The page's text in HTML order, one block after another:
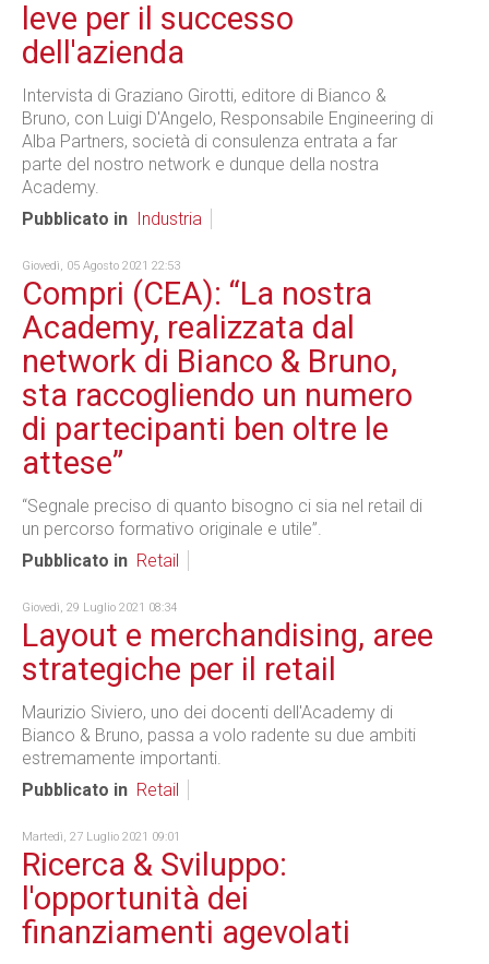
leve per il successo
dell'azienda
Intervista di Graziano Girotti, editore di Bianco &
Bruno, con Luigi D'Angelo, Responsabile Engineering di
Alba Partners, società di consulenza entrata a far
parte del nostro network e dunque della nostra
Academy.
Pubblicato in
Industria
Giovedì, 05 Agosto 2021 22:53
Compri (CEA): “La nostra
Academy, realizzata dal
network di Bianco & Bruno,
sta raccogliendo un numero
di partecipanti ben oltre le
attese”
“Segnale preciso di quanto bisogno ci sia nel retail di
un percorso formativo originale e utile”.
Pubblicato in Retail
Giovedì, 29 Luglio 2021 08:34
Layout e merchandising, aree
strategiche per il retail
Maurizio Siviero, uno dei docenti dell'Academy di
Bianco & Bruno, passa a volo radente su due ambiti
estremamente importanti.
Pubblicato in Retail
Martedì, 27 Luglio 2021 09:01
Ricerca & Sviluppo:
l'opportunità dei
finanziamenti agevolati